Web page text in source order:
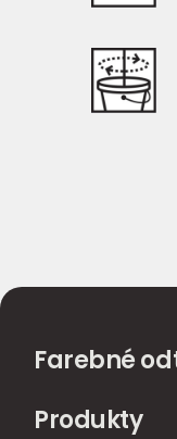
Farebné
Produkty